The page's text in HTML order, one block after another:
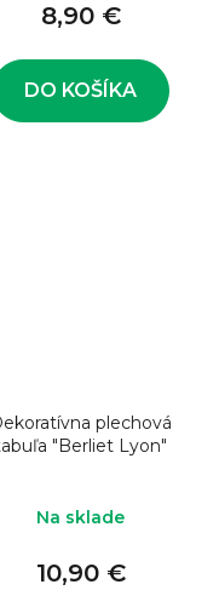
8,90 €
DO KOŠÍKA
plechová
"Berliet Lyon"
Na sklade
10,90 €